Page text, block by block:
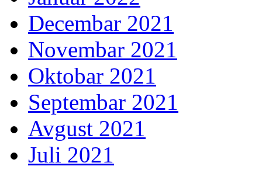
Decembar 2021
Novembar 2021
Oktobar 2021
Septembar 2021
Avgust 2021
Juli 2021